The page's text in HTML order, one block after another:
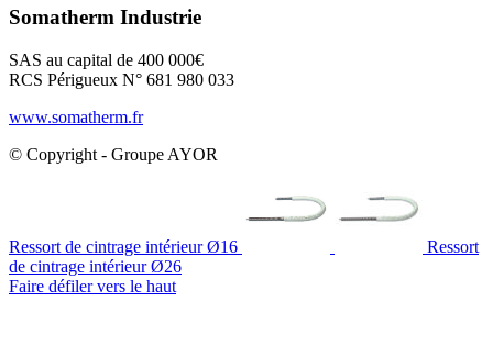
Somatherm Industrie
SAS au capital de 400 000€
RCS Périgueux N° 681 980 033
www.somatherm.fr
© Copyright - Groupe AYOR
Ressort de cintrage intérieur Ø16
Ressort
de cintrage intérieur Ø26
Faire défiler vers le haut